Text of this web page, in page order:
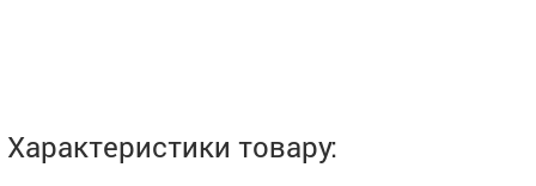
Характеристики товару: